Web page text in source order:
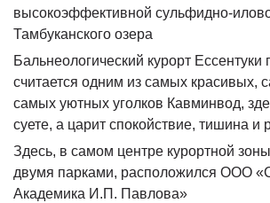
высокоэффективной сульфидно-
Тамбуканского озера
Бальнеологический курорт Ессентуки
считается одним из самых красивых,
самых уютных уголков Кавминвод,
суете, а царит спокойствие, тишина и
Здесь, в самом центре курортной
двумя парками, расположился ООО
Академика И.П. Павлова»